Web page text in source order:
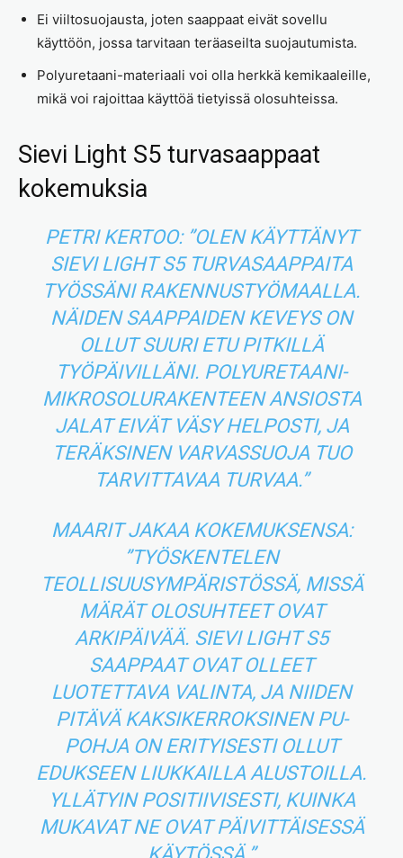
Ei viiltosuojausta, joten saappaat eivät sovellu
käyttöön, jossa tarvitaan teräaseilta suojautumista.
Polyuretaani-materiaali voi olla herkkä kemikaaleille,
mikä voi rajoittaa käyttöä tietyissä olosuhteissa.
Sievi Light S5 turvasaappaat
kokemuksia
PETRI KERTOO: ”OLEN KÄYTTÄNYT
SIEVI LIGHT S5 TURVASAAPPAITA
TYÖSSÄNI RAKENNUSTYÖMAALLA.
NÄIDEN SAAPPAIDEN KEVEYS ON
OLLUT SUURI ETU PITKILLÄ
TYÖPÄIVILLÄNI. POLYURETAANI-
MIKROSOLURAKENTEEN ANSIOSTA
JALAT EIVÄT VÄSY HELPOSTI, JA
TERÄKSINEN VARVASSUOJA TUO
TARVITTAVAA TURVAA.”
MAARIT JAKAA KOKEMUKSENSA:
”TYÖSKENTELEN
TEOLLISUUSYMPÄRISTÖSSÄ, MISSÄ
MÄRÄT OLOSUHTEET OVAT
ARKIPÄIVÄÄ. SIEVI LIGHT S5
SAAPPAAT OVAT OLLEET
LUOTETTAVA VALINTA, JA NIIDEN
PITÄVÄ KAKSIKERROKSINEN PU-
POHJA ON ERITYISESTI OLLUT
EDUKSEEN LIUKKAILLA ALUSTOILLA.
YLLÄTYIN POSITIIVISESTI, KUINKA
MUKAVAT NE OVAT PÄIVITTÄISESSÄ